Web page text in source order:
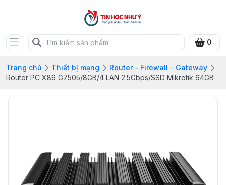
0
Trang chủ Thiết bị mạng
Router - Firewall - Gateway
Router PC X86 G7505/8GB/4 LAN 2.5Gbps/SSD Mikrotik 64GB